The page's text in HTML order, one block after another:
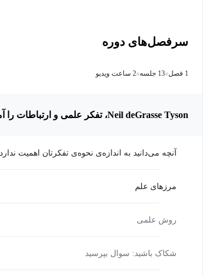
سرفصل‌های دوره
1 فصل 13 جلسه 2 ساعت ویدیو
Neil deGrasse Tyson، تفکر علمی و ارتباطات را آموزش می‌دهد
آنچه می‌دانید به اندازه‌ی نحوه‌ی تفکرتان اهمیت ندارد
مرزهای علم
روش علمی
شکاک باشید: سوال بپرسید